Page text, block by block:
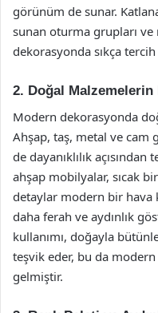
görünüm de sunar.
sunan oturma grupları
dekorasyonda sıkça
2. Doğal Malzemelerin
Modern dekorasyonda
Ahşap, taş, metal ve cam
de dayanıklılık
ahşap mobilyalar, sıcak
detaylar modern bir hava
daha ferah ve aydınlık
kullanımı, doğayla
teşvik eder, bu da modern
gelmiştir.